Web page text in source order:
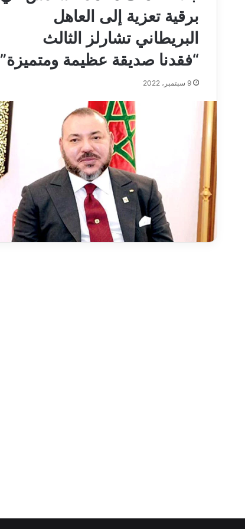
برقية تعزية إلى العاهل
البريطاني تشارلز الثالث
“فقدنا صديقة عظيمة ومتميزة”
9 سبتمبر، 2022